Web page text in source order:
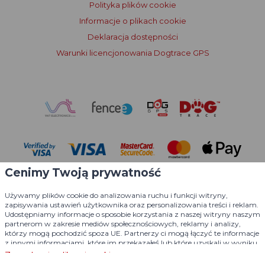
Polityka plików cookie
Informacje o plikach cookie
Deklaracja dostępności
Warunki licencjonowania Dogtrace GPS
© 2004 - 2026 VNT electronics s.r.o., wszelkie prawa zastrzeżone
Cenimy Twoją prywatność
Używamy plików cookie do analizowania ruchu i funkcji witryny,
zapisywania ustawień użytkownika oraz personalizowania treści i reklam.
Udostępniamy informacje o sposobie korzystania z naszej witryny naszym
partnerom w zakresie mediów społecznościowych, reklamy i analizy,
którzy mogą pochodzić spoza UE. Partnerzy ci mogą łączyć te informacje
z innymi informacjami, które im przekazałeś lub które uzyskali w wyniku